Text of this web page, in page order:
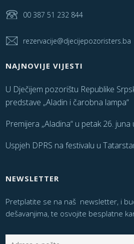
00 387 51 232 844
rezervacije@djecijepozoristers.ba
NAJNOVIJE VIJESTI
U Dječijem pozorištu Republike
predstave „Aladin i čarobna lampa“
Premijera „Aladina“ u petak 26.
Uspjeh DPRS na festivalu u
NEWSLETTER
Pretplatite se na naš newsletter, i
dešavanjima, te osvojite besplatne